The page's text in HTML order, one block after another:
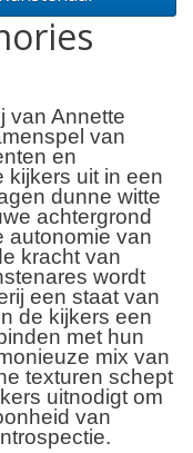
van Annette
van
en
kijkers uit in een
dunne witte
achtergrond
autonomie van
kracht van
wordt
een staat van
de kijkers een
met hun
mix van
texturen schept
uitnodigt om
van